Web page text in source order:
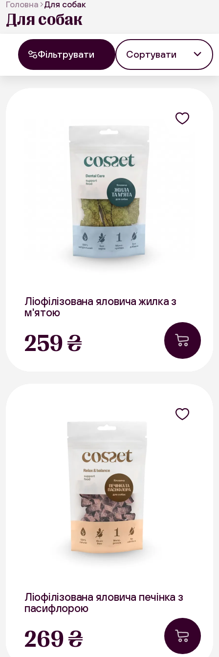
Головна Для собак
Для собак
Фільтрувати Сортувати
Ліофілізована яловича жилка з
м'ятою
259 ₴
Яловичина В наявності
Ліофілізована яловича печінка з
пасифлорою
269 ₴
В наявності